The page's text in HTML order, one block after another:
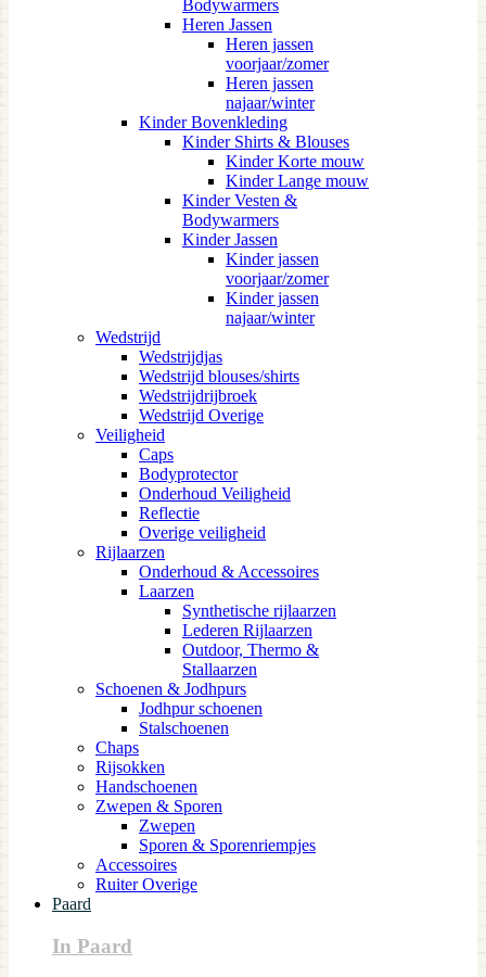
Bodywarmers
Heren Jassen
Heren jassen
voorjaar/zomer
Heren jassen
najaar/winter
Kinder Bovenkleding
Kinder Shirts & Blouses
Kinder Korte mouw
Kinder Lange mouw
Kinder Vesten &
Bodywarmers
Kinder Jassen
Kinder jassen
voorjaar/zomer
Kinder jassen
najaar/winter
Wedstrijd
Wedstrijdjas
Wedstrijd blouses/shirts
Wedstrijdrijbroek
Wedstrijd Overige
Veiligheid
Caps
Bodyprotector
Onderhoud Veiligheid
Reflectie
Overige veiligheid
Rijlaarzen
Onderhoud & Accessoires
Laarzen
Synthetische rijlaarzen
Lederen Rijlaarzen
Outdoor, Thermo &
Stallaarzen
Schoenen & Jodhpurs
Jodhpur schoenen
Stalschoenen
Chaps
Rijsokken
Handschoenen
Zwepen & Sporen
Zwepen
Sporen & Sporenriempjes
Accessoires
Ruiter Overige
Paard
In Paard